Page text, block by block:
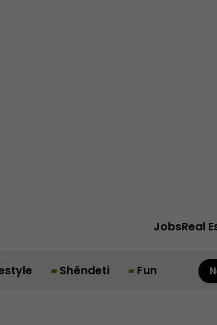
JobsReal
Shëndeti Fun